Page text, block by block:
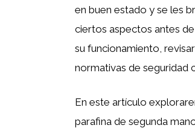
en buen estado y se les
ciertos aspectos antes
su funcionamiento,
normativas de seguridad
En este artículo
parafina de segunda